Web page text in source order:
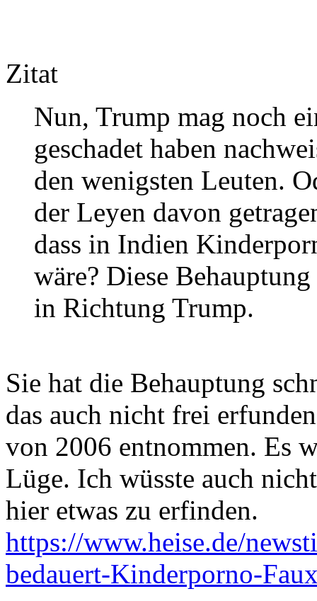
Zitat
Nun, Trump mag noch
geschadet haben
den wenigsten Leuten.
der Leyen davon
dass in Indien
wäre? Diese
in Richtung Trump.
Sie hat die Behauptung
das auch nicht frei
von 2006 entnommen. Es
Lüge. Ich wüsste auch
hier etwas zu erfinden.
https://www.heise.de/
bedauert-Kinderporno-